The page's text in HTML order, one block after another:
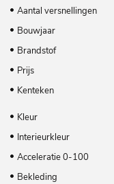
Aantal versnellingen
Bouwjaar
Brandstof
Prijs
Kenteken
Kleur
Interieurkleur
Acceleratie 0-100
Bekleding